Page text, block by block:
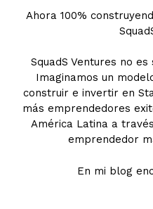
Ahora 100%
SquadS Ventures no
Imaginamos un
construir e invertir en
más emprendedores
América Latina a
emprendedor
En mi blog